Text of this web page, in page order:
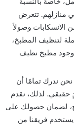
منازلهم. تتعرض
الانسكابات وصولاً
لتنظيف المطبخ،
مطبخ نظيف
نحن ندرك تمامًا أن
حقيقي. لذلك، نقدم
لضمان حصولك على
فريقنا من